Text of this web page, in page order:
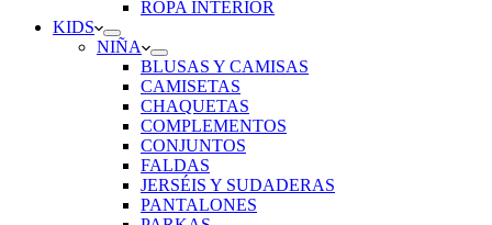
ROPA INTERIOR
KIDS
NIÑA
BLUSAS Y CAMISAS
CAMISETAS
CHAQUETAS
COMPLEMENTOS
CONJUNTOS
FALDAS
JERSÉIS Y SUDADERAS
PANTALONES